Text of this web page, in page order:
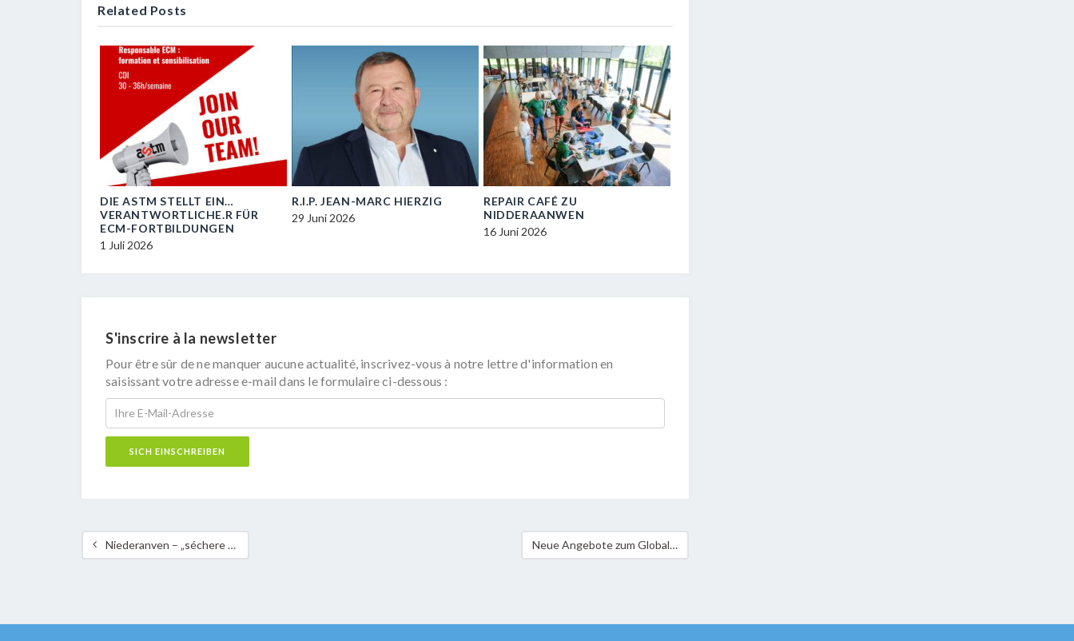
Related Posts
DIE ASTM STELLT EIN…
VERANTWORTLICHE.R FÜR
ECM-FORTBILDUNGEN
1 Juli 2026
R.I.P. JEAN-MARC HIERZIG
29 Juni 2026
REPAIR CAFÉ ZU
NIDDERAANWEN
16 Juni 2026
S'inscrire à la newsletter
Pour être sûr de ne manquer aucune actualité, inscrivez-vous à notre lettre d'information en
saisissant votre adresse e-mail dans le formulaire ci-dessous :
Niederanven – „séchere Schoulwee“ Neue Angebote zum Globalen Lernen und zur Bildung für nachhaltige Entwicklung (BNE) im Schuljahr 2025/26